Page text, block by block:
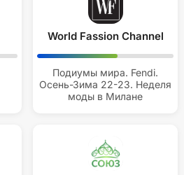
World Fassion Channel
Подиумы мира. Fendi.
Осень-Зима 22-23. Неделя
моды в Милане